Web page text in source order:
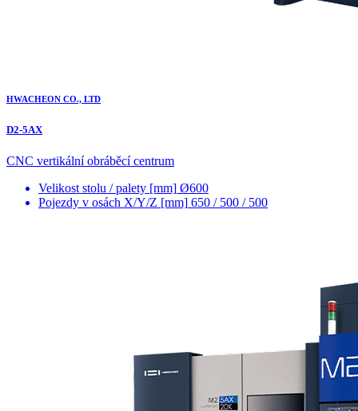
HWACHEON CO., LTD
D2-5AX
CNC vertikální obráběcí centrum
Velikost stolu / palety [mm] Ø600
Pojezdy v osách X/Y/Z [mm] 650 / 500 / 500